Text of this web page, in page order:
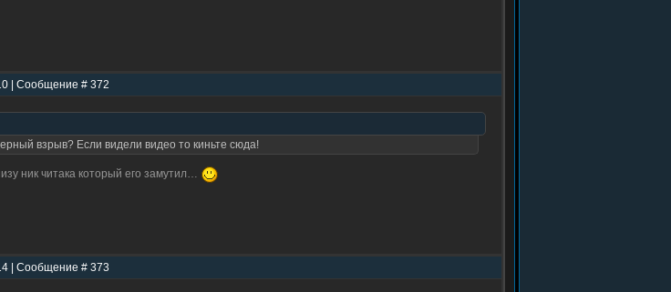
| Сообщение # 372
взрыв? Если видели видео то киньте сюда!
ник читака который его замутил…
| Сообщение # 373